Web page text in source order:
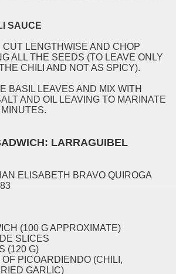
SAUCE
LENGTHWISE AND CHOP
ALL THE SEEDS (TO LEAVE ONLY
CHILI AND NOT AS SPICY).
BASIL LEAVES AND MIX WITH
AND OIL LEAVING TO MARINATE
LARRAGUIBEL
ELISABETH BRAVO QUIROGA
(100 G APPROXIMATE)
SLICES
(120 G)
PICOARDIENDO (CHILI,
GARLIC)